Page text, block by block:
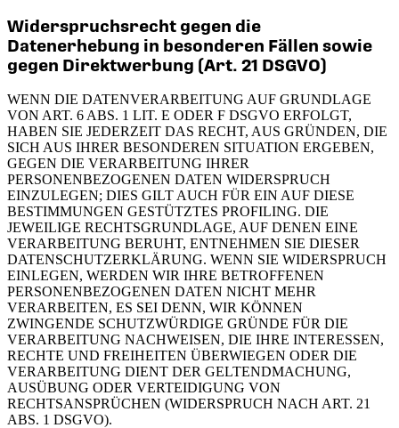
Widerspruchsrecht gegen die
Datenerhebung in besonderen Fällen sowie
gegen Direktwerbung (Art. 21 DSGVO)
WENN DIE DATENVERARBEITUNG AUF GRUNDLAGE
VON ART. 6 ABS. 1 LIT. E ODER F DSGVO ERFOLGT,
HABEN SIE JEDERZEIT DAS RECHT, AUS GRÜNDEN, DIE
SICH AUS IHRER BESONDEREN SITUATION ERGEBEN,
GEGEN DIE VERARBEITUNG IHRER
PERSONENBEZOGENEN DATEN WIDERSPRUCH
EINZULEGEN; DIES GILT AUCH FÜR EIN AUF DIESE
BESTIMMUNGEN GESTÜTZTES PROFILING. DIE
JEWEILIGE RECHTSGRUNDLAGE, AUF DENEN EINE
VERARBEITUNG BERUHT, ENTNEHMEN SIE DIESER
DATENSCHUTZERKLÄRUNG. WENN SIE WIDERSPRUCH
EINLEGEN, WERDEN WIR IHRE BETROFFENEN
PERSONENBEZOGENEN DATEN NICHT MEHR
VERARBEITEN, ES SEI DENN, WIR KÖNNEN
ZWINGENDE SCHUTZWÜRDIGE GRÜNDE FÜR DIE
VERARBEITUNG NACHWEISEN, DIE IHRE INTERESSEN,
RECHTE UND FREIHEITEN ÜBERWIEGEN ODER DIE
VERARBEITUNG DIENT DER GELTENDMACHUNG,
AUSÜBUNG ODER VERTEIDIGUNG VON
RECHTSANSPRÜCHEN (WIDERSPRUCH NACH ART. 21
ABS. 1 DSGVO).